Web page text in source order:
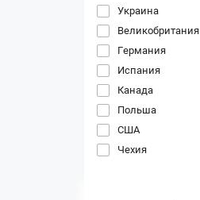
Украина
Великобритания
Германия
Испания
Канада
Польша
США
Чехия